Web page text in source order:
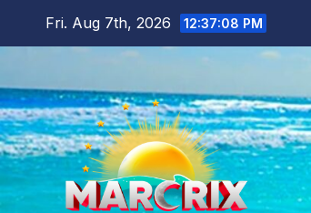
Fri. Aug 7th, 2026 12:37:10 PM